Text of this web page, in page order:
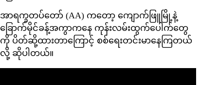
အာရက္ခတပ်တော် (AA) ကတော့ ကျောက်ဖြူမြို့နဲ့
ခြောက်မိုင်ခန့်အကွာကနေ ကုန်းလမ်းထွက်ပေါက်တွေ
ကို ပိတ်ဆို့ထားတာကြောင့် စစ်ရေးတင်းမာနေကြတယ်
လို့ ဆိုပါတယ်။